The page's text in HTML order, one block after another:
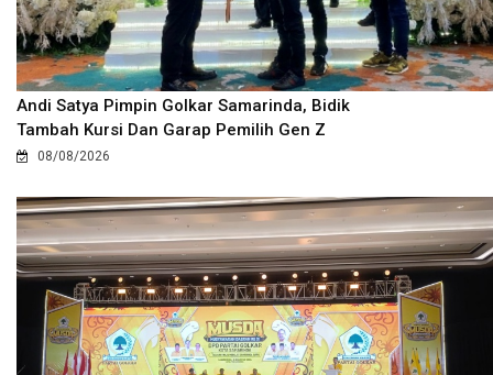
Andi Satya Pimpin Golkar Samarinda, Bidik
Tambah Kursi Dan Garap Pemilih Gen Z
08/08/2026